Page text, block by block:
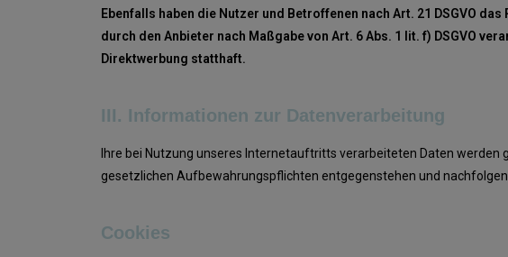
Ebenfalls haben die Nutzer und Betroffenen nach Art. 21 DSGVO
durch den Anbieter nach Maßgabe von Art. 6 Abs. 1 lit. f) DSGVO
Direktwerbung statthaft.
III. Informationen zur Datenverarbeitung
Ihre bei Nutzung unseres Internetauftritts verarbeiteten Daten
gesetzlichen Aufbewahrungspflichten entgegenstehen und
Cookies